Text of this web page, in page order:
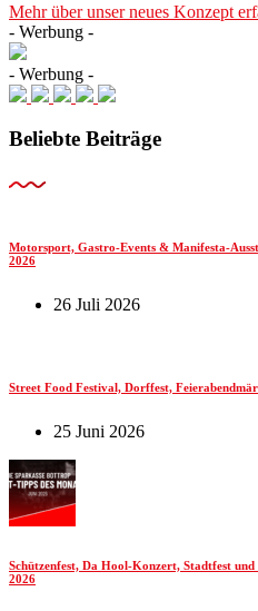
Mehr über unser neues Konzept
- Werbung -
- Werbung -
Beliebte Beiträge
Motorsport, Gastro-Events & Manifesta-
2026
26 Juli 2026
Street Food Festival, Dorffest,
25 Juni 2026
Schützenfest, Da Hool-Konzert, Stadtfest
2026